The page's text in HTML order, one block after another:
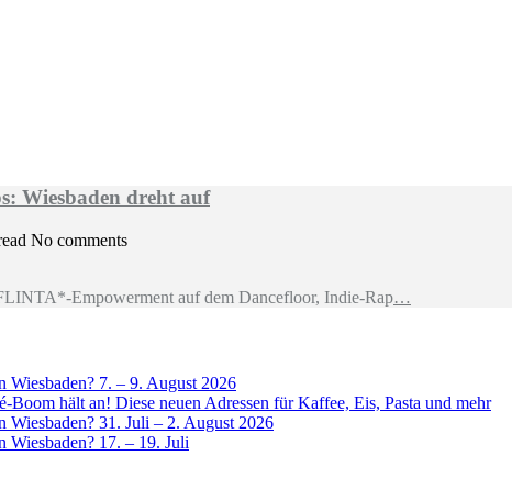
Wiesbaden dreht auf
No comments
Empowerment auf dem Dancefloor, Indie-Rap…
Wiesbaden? 7. – 9. August 2026
Boom hält an! Diese neuen Adressen für Kaffee, Eis, Pasta und mehr
Wiesbaden? 31. Juli – 2. August 2026
Wiesbaden? 17. – 19. Juli